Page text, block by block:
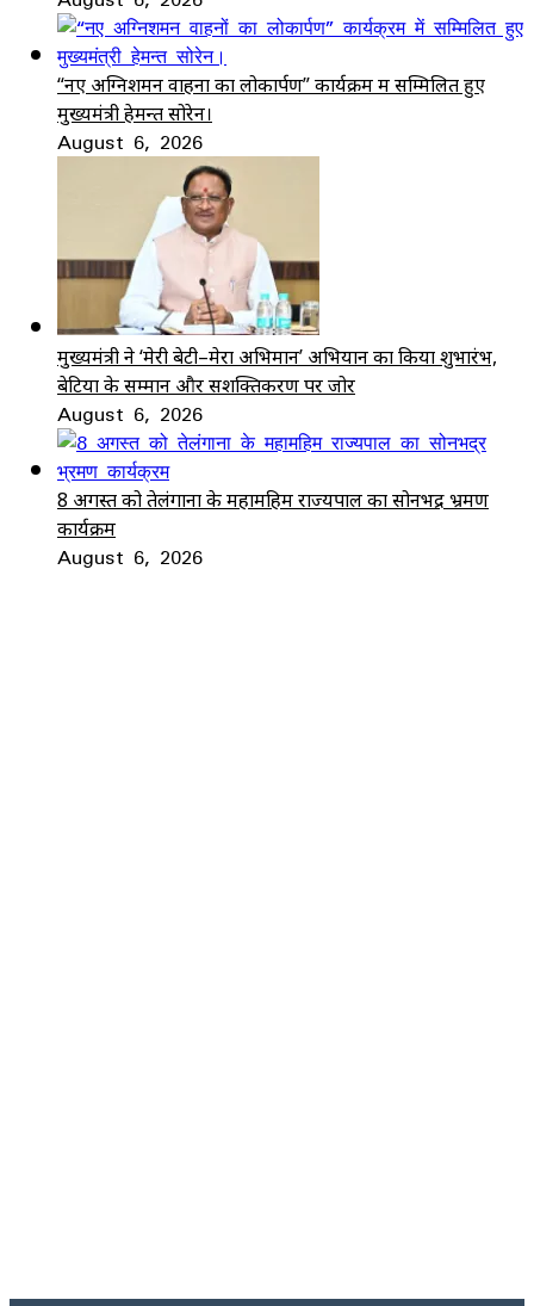
“नए अग्निशमन वाहनों का लोकार्पण” कार्यक्रम में सम्मिलित हुए
मुख्यमंत्री हेमन्त सोरेन।
August 6, 2026
मुख्यमंत्री ने ‘मेरी बेटी–मेरा अभिमान’ अभियान का किया शुभारंभ,
बेटियों के सम्मान और सशक्तिकरण पर जोर
August 6, 2026
8 अगस्त को तेलंगाना के महामहिम राज्यपाल का सोनभद्र भ्रमण
कार्यक्रम
August 6, 2026